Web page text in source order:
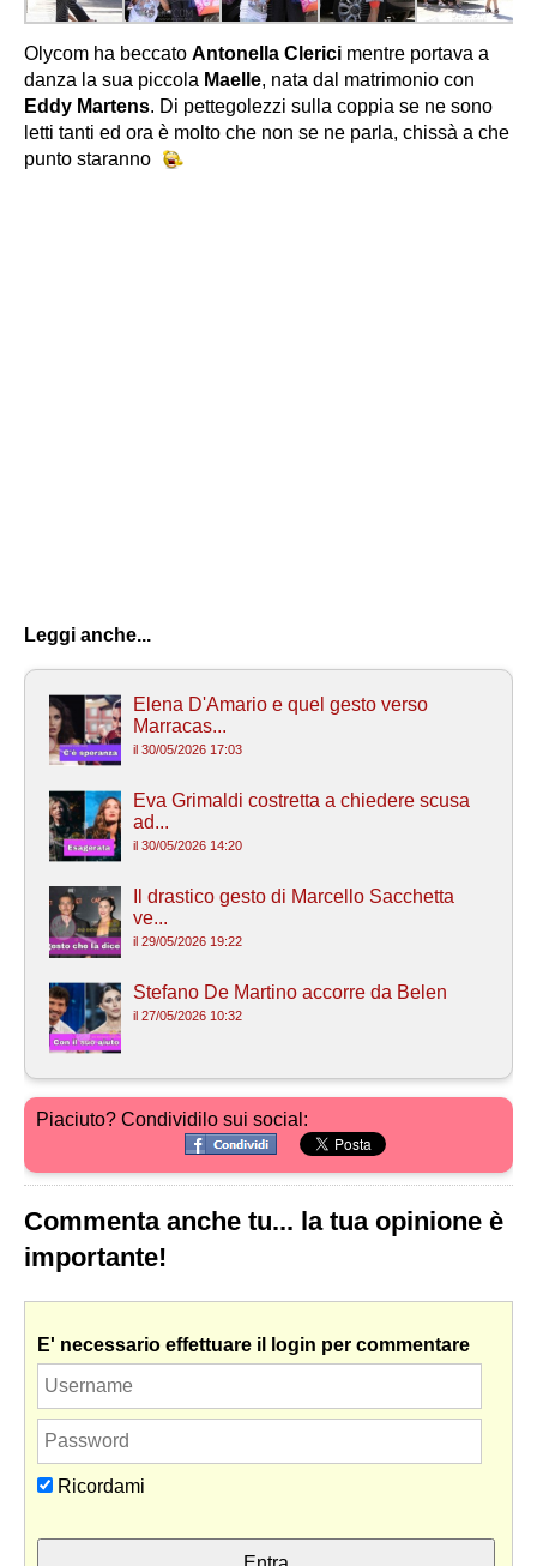
Olycom ha beccato Antonella Clerici mentre portava a
danza la sua piccola Maelle, nata dal matrimonio con
Eddy Martens. Di pettegolezzi sulla coppia se ne sono
letti tanti ed ora è molto che non se ne parla, chissà a che
punto staranno
Leggi anche...
Elena D'Amario e quel gesto verso
Marracas...
il 30/05/2026 17:03
Eva Grimaldi costretta a chiedere scusa
ad...
il 30/05/2026 14:20
Il drastico gesto di Marcello Sacchetta
ve...
il 29/05/2026 19:22
Stefano De Martino accorre da Belen
il 27/05/2026 10:32
Piaciuto? Condividilo sui social:
Commenta anche tu... la tua opinione è
importante!
E' necessario effettuare il login per commentare
Ricordami